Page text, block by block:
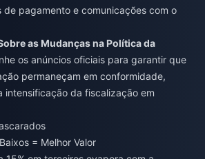
pagamento e comunicações com o
as Mudanças na Política da
os anúncios oficiais para garantir que
permaneçam em conformidade,
intensificação da fiscalização em
= Melhor Valor